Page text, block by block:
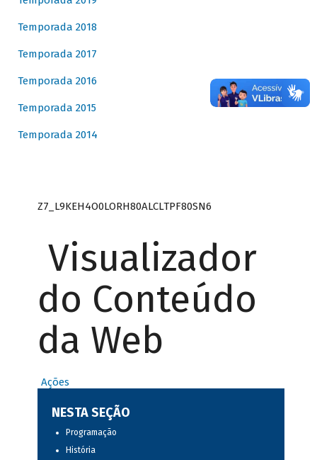
Temporada 2018
Temporada 2017
Temporada 2016
Temporada 2015
Temporada 2014
Z7_L9KEH4O0LORH80ALCLTPF80SN6
Visualizador
do Conteúdo
da Web
Ações
NESTA SEÇÃO
Programação
História